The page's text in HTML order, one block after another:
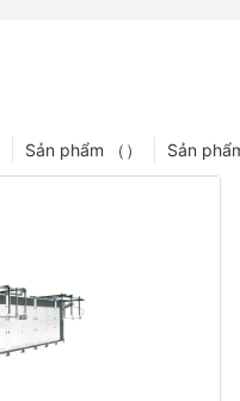
Sản
Sản phẩm （）